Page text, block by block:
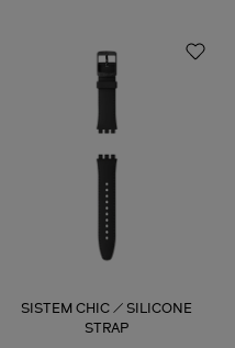
SISTEM CHIC / SILICONE
STRAP